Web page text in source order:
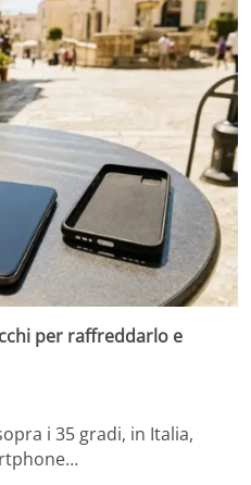
per raffreddarlo e
i 35 gradi, in Italia,